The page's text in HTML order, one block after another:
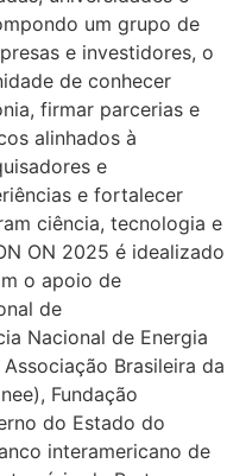
um grupo de
e investidores, o
de conhecer
firmar parcerias e
alinhados à
e
e fortalecer
ciência, tecnologia e
ON 2025 é idealizado
o apoio de
de
Nacional de Energia
Brasileira da
Fundação
do Estado do
interamericano de